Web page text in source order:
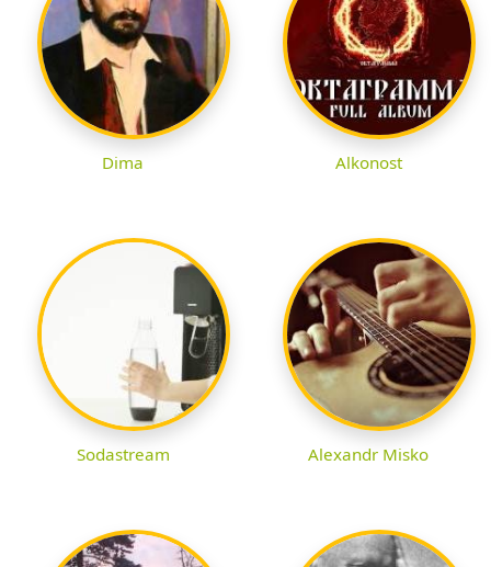
Dima Alkonost
Sodastream Alexandr Misko